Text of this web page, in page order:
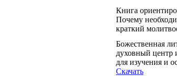
Книга
Почему
краткий
Божественная
духовный центр
для изучения и
Скачать